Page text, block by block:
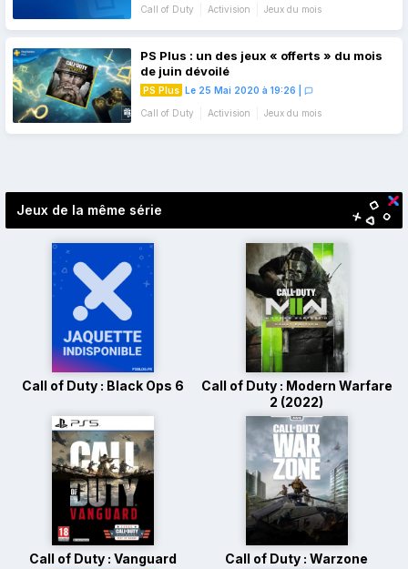
Call of Duty Activision Jeux du mois
PS Plus : un des jeux « offerts » du mois
de juin dévoilé
PS Plus Le 25 Mai 2020 à 19:26
Call of Duty Activision Jeux du mois
des
articles
Jeux de la même série
Call of Duty : Black Ops 6
Call of Duty : Modern Warfare
2 (2022)
Call of Duty : Vanguard Call of Duty : Warzone